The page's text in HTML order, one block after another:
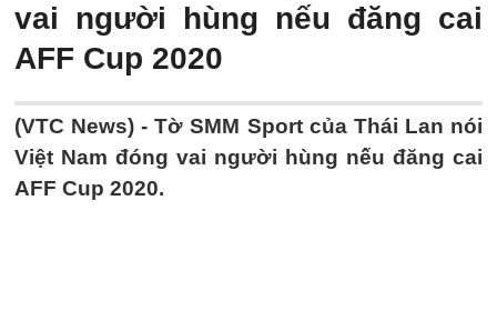
vai người hùng nếu đăng cai
AFF Cup 2020
(VTC News) -Tờ SMM Sport của Thái Lan nói
Việt Nam đóng vai người hùng nếu đăng cai
AFF Cup 2020.